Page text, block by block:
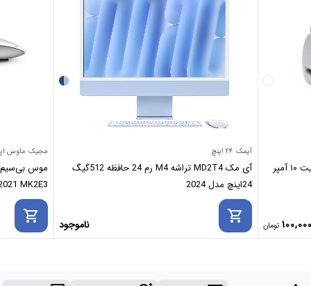
تبدیل برق ۳ به ۲ برق مدل sz-008 ظرفیت ۱۰ آمپر
آیمک ۲۴ اینچ
آی مک MD2T4 تراشه M4 رم 24 حافظه 512گیگ
24اینچ مدل 2024
ناموجود
shopping_cart
مجیک ماوس
MK2E3
shopping_cart